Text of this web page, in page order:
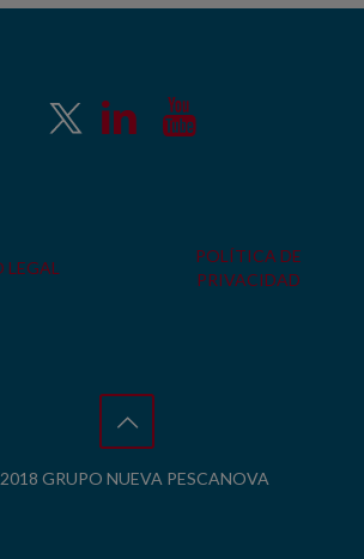
POLÍTICA DE
PRIVACIDAD
GRUPO NUEVA PESCANOVA